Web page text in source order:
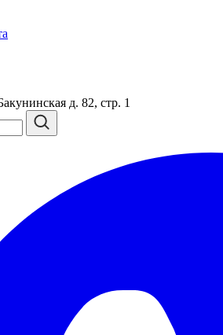
д. 82, стр. 1